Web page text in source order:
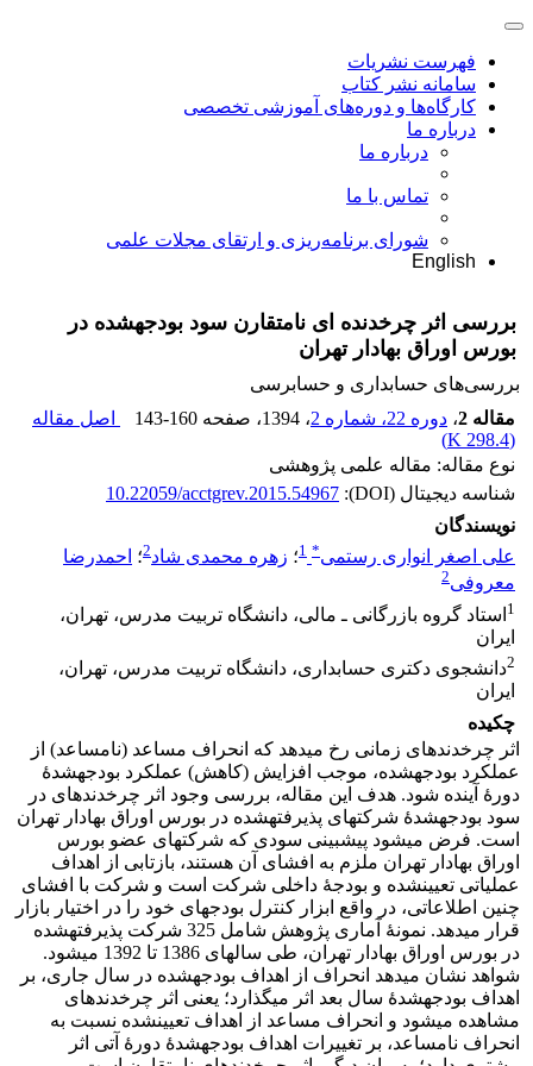
فهرست نشریات
سامانه نشر کتاب
کارگاه‌ها و دوره‌های آموزشی تخصصی
درباره ما
درباره ما
تماس با ما
شورای برنامه‌ریزی و ارتقای مجلات علمی
English
بررسی اثر چرخ‎دنده ای نامتقارن سود بودجه‎شده در
بورس اوراق بهادار تهران
بررسی‏‌های حسابداری و حسابرسی
مقاله 2
، دوره 22، شماره 2 ، 1394 ، صفحه 143-160
اصل مقاله
(
298.4 K
)
نوع مقاله: مقاله علمی پژوهشی
شناسه دیجیتال (DOI):
10.22059/acctgrev.2015.54967
نویسندگان
علی اصغر انواری رستمی*
1؛ زهره محمدی شاد2؛ احمدرضا
معروفی2
1 استاد گروه بازرگانی ـ مالی، دانشگاه تربیت مدرس، تهران،
ایران
2دانشجوی دکتری حسابداری، دانشگاه تربیت مدرس، تهران،
ایران
چکیده
اثر چرخ‎دنده­ای زمانی رخ می­دهد که انحراف مساعد (نامساعد) از
عملکرد بودجه‎‎شده، موجب افزایش (کاهش) عملکرد بودجه‎شدۀ
دورۀ آینده ­شود. هدف این مقاله، بررسی وجود اثر چرخ‎دنده­ای در
سود بودجه‎شدۀ شرکت­های پذیرفته‎شده در بورس اوراق بهادار تهران
است. فرض می‎شود پیش‎بینی سودی که شرکت‎های عضو بورس
اوراق بهادار تهران ملزم به افشای آن هستند، بازتابی از اهداف
عملیاتی تعیین‎شده و بودجۀ داخلی شرکت است و شرکت با افشای
چنین اطلاعاتی، در واقع ابزار کنترل بودجه‎ای خود را در اختیار بازار
قرار می­دهد. نمونۀ آماری پژوهش شامل 325 شرکت پذیرفته‎شده
در بورس اوراق بهادار تهران، طی سال­های 1386 تا 1392 می­شود.
شواهد نشان می‎دهد انحراف از اهداف بودجه‎شده در سال جاری، بر
اهداف بودجه‎شدۀ سال بعد اثر می­گذارد؛ یعنی اثر چرخ‎دنده‎ای
مشاهده می‎شود و انحراف مساعد از اهداف تعیین‎شده نسبت به
انحراف نامساعد، بر تغییرات اهداف بودجه‎شدۀ دورۀ آتی اثر